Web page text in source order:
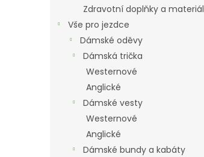
Zdravotní doplňky a materiál
Vše pro jezdce
Dámské oděvy
Dámská trička
Westernové
Anglické
Dámské vesty
Westernové
Anglické
Dámské bundy a kabáty